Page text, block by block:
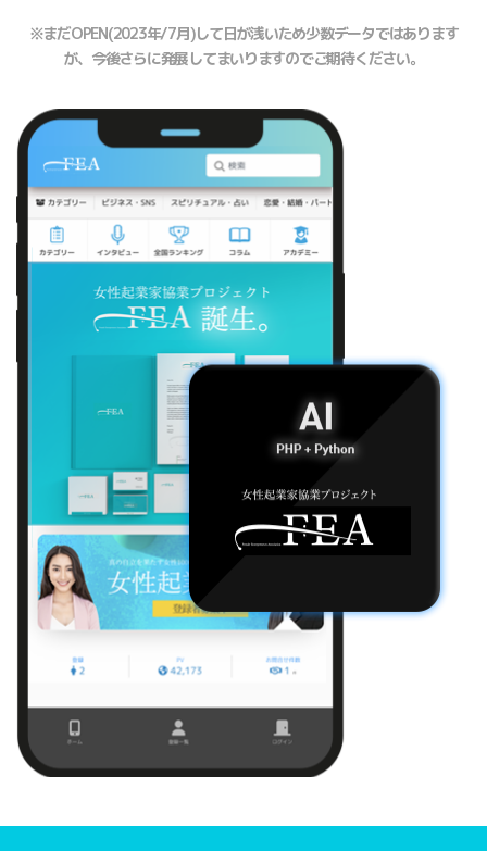
※まだOPEN(2023年/7月)して日が浅いため少数データではあります
が、今後さらに発展してまいりますのでご期待ください。